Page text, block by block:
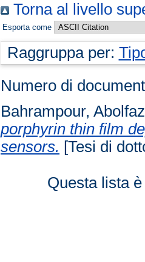
Torna al livello
Esporta come
Raggruppa per:
Numero di
Bahrampour,
porphyrin thin film
sensors. [Tesi di
Questa lista